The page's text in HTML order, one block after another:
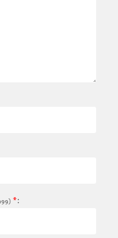
*: